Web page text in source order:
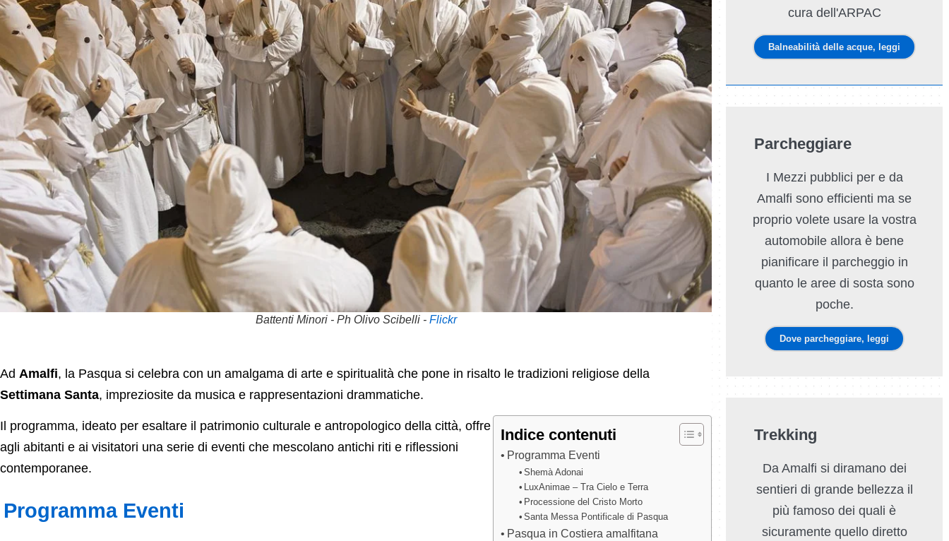
Battenti Minori - Ph Olivo Scibelli - Flickr
Ad Amalfi, la Pasqua si celebra con un amalgama di arte e spiritualità che pone in risalto le tradizioni religiose della
Settimana Santa, impreziosite da musica e rappresentazioni drammatiche.
Indice contenuti
Programma Eventi
Shemà Adonai
LuxAnimae – Tra Cielo e Terra
Processione del Cristo Morto
Santa Messa Pontificale di Pasqua
Pasqua in Costiera amalfitana
Il programma, ideato per esaltare il patrimonio culturale e antropologico della città, offre
agli abitanti e ai visitatori una serie di eventi che mescolano antichi riti e riflessioni
contemporanee.
Programma Eventi
cura dell'ARPAC
Balneabilità delle acque, leggi
Parcheggiare
I Mezzi pubblici per e da
Amalfi sono efficienti ma se
proprio volete usare la vostra
automobile allora è bene
pianificare il parcheggio in
quanto le aree di sosta sono
poche.
Dove parcheggiare, leggi
Trekking
Da Amalfi si diramano dei
sentieri di grande bellezza il
più famoso dei quali è
sicuramente quello diretto